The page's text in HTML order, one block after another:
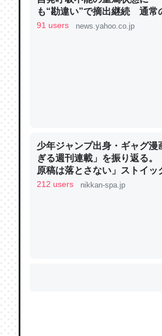
これを元に考えるとカルシウ
類だと殻を無くしてナメクジに
─ニュース :: 【研究発表】昆虫学の
ウチもEchoを実家に置いて４
れ見て生きてるなって分かる。
─たまにLINEするくらいだった遠方
た｜tayorini by LIFULL介護
ちょうど同じ理由でEcho
を実質100倍以上に伸ばす効
も“勘違い”で摘出継続 通常
手足も動かず 京大病院（
91 users news.yahoo.co.jp
少年ジャンプ出身・ギャグ
ぎる週刊連載」を振り返る。
原稿は落とさない」ストイッ
212 users nikkan-spa.jp